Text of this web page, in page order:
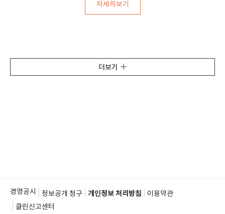
자세히보기
더보기
경영공시 정보공개 청구 개인정보 처리방침
이용약관
클린신고센터